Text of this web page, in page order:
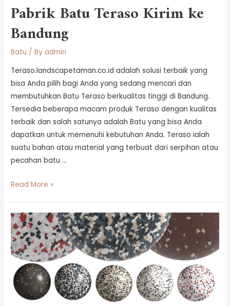
Pabrik Batu Teraso Kirim ke
Bandung
Batu / Byadmin
Teraso.landscapetaman.co.id adalah solusi terbaik yang
bisa Anda pilih bagi Anda yang sedang mencari dan
membutuhkan Batu Teraso berkualitas tinggi di Bandung.
Tersedia beberapa macam produk Teraso dengan kualitas
terbaik dan salah satunya adalah Batu yang bisa Anda
dapatkan untuk memenuhi kebutuhan Anda. Teraso ialah
suatu bahan atau material yang terbuat dari serpihan atau
pecahan batu …
Read More »